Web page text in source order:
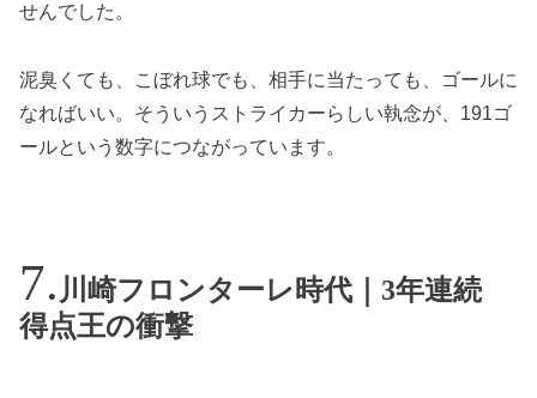
せんでした。
泥臭くても、こぼれ球でも、相手に当たっても、ゴールに
なればいい。そういうストライカーらしい執念が、191ゴ
ールという数字につながっています。
川崎フロンターレ時代｜3年連続
得点王の衝撃